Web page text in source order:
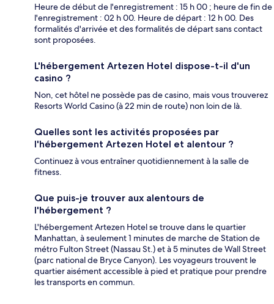
Heure de début de l'enregistrement : 15 h 00 ; heure de fin de
l'enregistrement : 02 h 00. Heure de départ : 12 h 00. Des
formalités d'arrivée et des formalités de départ sans contact
sont proposées.
L'hébergement Artezen Hotel dispose-t-il d'un
casino ?
Non, cet hôtel ne possède pas de casino, mais vous trouverez
Resorts World Casino (à 22 min de route) non loin de là.
Quelles sont les activités proposées par
l'hébergement Artezen Hotel et alentour ?
Continuez à vous entraîner quotidiennement à la salle de
fitness.
Que puis-je trouver aux alentours de
l'hébergement ?
L'hébergement Artezen Hotel se trouve dans le quartier
Manhattan, à seulement 1 minutes de marche de Station de
métro Fulton Street (Nassau St.) et à 5 minutes de Wall Street
(parc national de Bryce Canyon). Les voyageurs trouvent le
quartier aisément accessible à pied et pratique pour prendre
les transports en commun.